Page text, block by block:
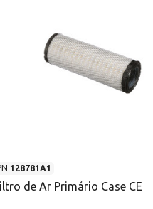
128781A1
de Ar Primário Case CE